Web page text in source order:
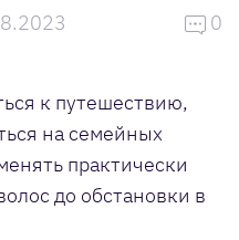
0
к путешествию,
на семейных
практически
до обстановки в